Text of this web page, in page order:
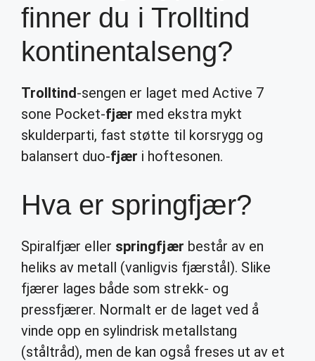
finner du i Trolltind
kontinentalseng?
Trolltind-sengen er laget med Active 7
sone Pocket-fjær med ekstra mykt
skulderparti, fast støtte til korsrygg og
balansert duo-fjær i hoftesonen.
Hva er springfjær?
Spiralfjær eller springfjær består av en
heliks av metall (vanligvis fjærstål). Slike
fjærer lages både som strekk- og
pressfjærer. Normalt er de laget ved å
vinde opp en sylindrisk metallstang
(ståltråd), men de kan også freses ut av et